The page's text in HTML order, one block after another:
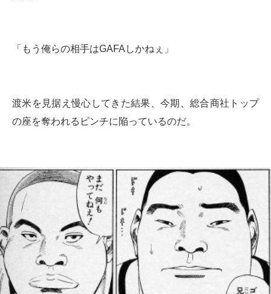
「もう俺らの相手はGAFAしかねぇ」
渡米を見据え慢心してきた結果、今期、総合商社トップ
の座を奪われるピンチに陥っているのだ。